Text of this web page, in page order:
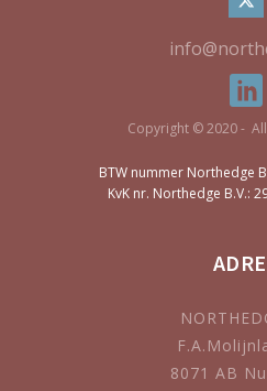
Copyright © 2020 -
BTW nummer Northedge
KvK nr. Northedge B.V.:
8071 AB